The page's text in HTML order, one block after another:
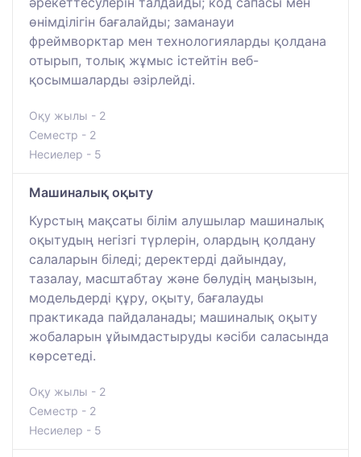
өнімділігін бағалайды; заманауи
фреймворктар мен технологияларды қолдана
отырып, толық жұмыс істейтін веб-
қосымшаларды әзірлейді.
Оқу жылы - 2
Семестр - 2
Несиелер - 5
Машиналық оқыту
Курстың мақсаты білім алушылар машиналық
оқытудың негізгі түрлерін, олардың қолдану
салаларын біледі; деректерді дайындау,
тазалау, масштабтау және бөлудің маңызын,
модельдерді құру, оқыту, бағалауды
практикада пайдаланады; машиналық оқыту
жобаларын ұйымдастыруды кәсіби саласында
көрсетеді.
Оқу жылы - 2
Семестр - 2
Несиелер - 5